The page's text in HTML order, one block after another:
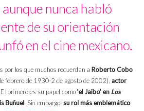
aunque nunca habló
de su orientación
en el cine mexicano.
por los que muchos recuerdan a Roberto Cobo
febrero de 1930-2 de agosto de 2002), actor
primero es su papel como‘el Jaibo’ en Los
Buñuel. Sin embargo, su rol más emblemático